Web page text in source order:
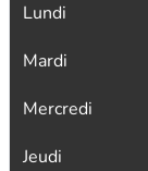
Lundi
Mardi
Mercredi
Jeudi